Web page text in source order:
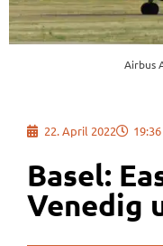
Airbus
22. April 2022 19:36
Basel:
Venedig